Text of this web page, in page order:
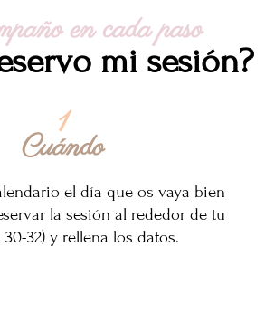
en cada paso
mi sesión?
1
Cuándo
el día que os vaya bien
la sesión al rededor de tu
30-32) y rellena los datos.